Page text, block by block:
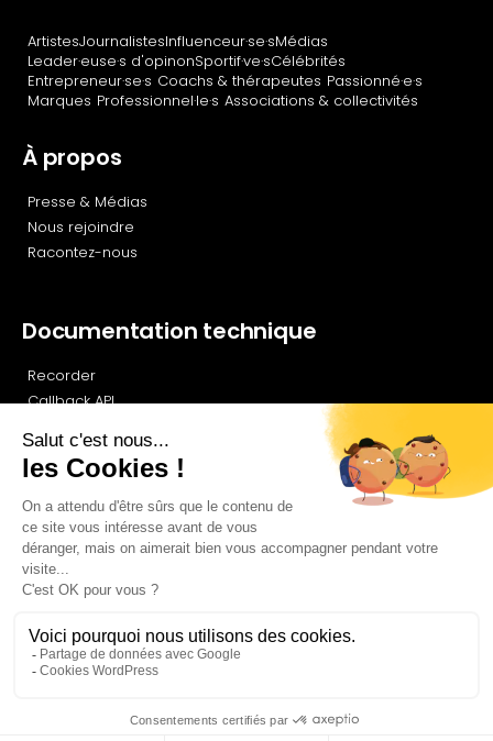
ArtistesJournalistesInfluenceur·se·sMédias
Leader·euse·s d'opinonSportif·ve·sCélébrités
Entrepreneur·se·s Coachs & thérapeutes Passionné·e·s
Marques Professionnel·le·s Associations & collectivités
À propos
Presse & Médias
Nous rejoindre
Racontez-nous
Documentation technique
Recorder
Callback API
Newsletter